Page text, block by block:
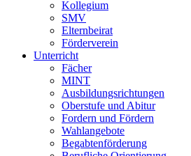
Kollegium
SMV
Elternbeirat
Förderverein
Unterricht
Fächer
MINT
Ausbildungsrichtungen
Oberstufe und Abitur
Fordern und Fördern
Wahlangebote
Begabtenförderung